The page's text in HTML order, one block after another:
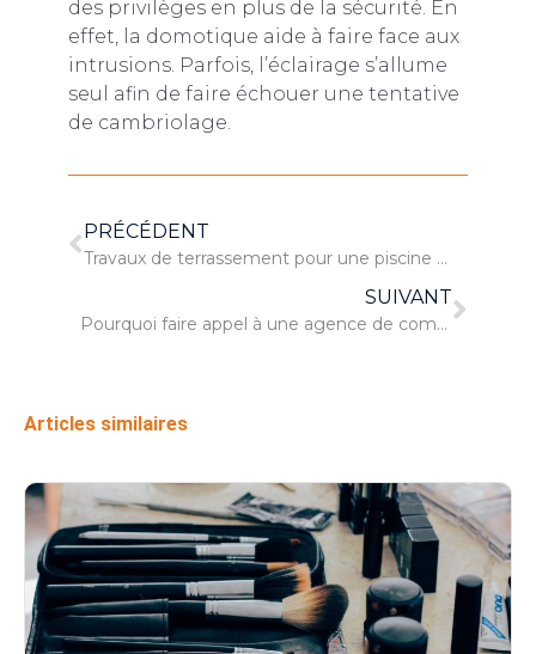
des privilèges en plus de la sécurité. En
effet, la domotique aide à faire face aux
intrusions. Parfois, l’éclairage s’allume
seul afin de faire échouer une tentative
de cambriolage.
PRÉCÉDENT
Travaux de terrassement pour une piscine par un professionnel
SUIVANT
Pourquoi faire appel à une agence de communication ?
Articles similaires